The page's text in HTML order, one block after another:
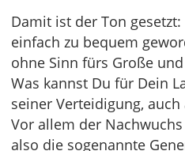
Damit ist der Ton
einfach zu bequem
ohne Sinn fürs Große
Was kannst Du für Dein
seiner Verteidigung,
Vor allem der
also die sogenannte